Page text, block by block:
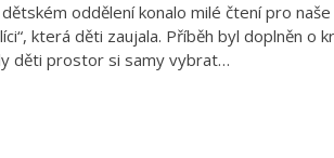
oddělení konalo milé čtení pro naše
která děti zaujala. Příběh byl doplněn o
děti prostor si samy vybrat…